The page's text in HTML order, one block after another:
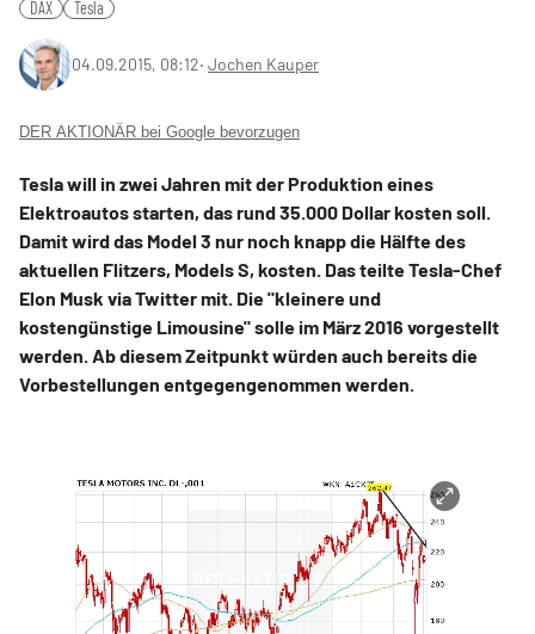
DAX Tesla
04.09.2015, 08:12‧ Jochen Kauper
DER AKTIONÄR bei Google bevorzugen
Tesla will in zwei Jahren mit der Produktion eines
Elektroautos starten, das rund 35.000 Dollar kosten soll.
Damit wird das Model 3 nur noch knapp die Hälfte des
aktuellen Flitzers, Models S, kosten. Das teilte Tesla-Chef
Elon Musk via Twitter mit. Die "kleinere und
kostengünstige Limousine" solle im März 2016 vorgestellt
werden. Ab diesem Zeitpunkt würden auch bereits die
Vorbestellungen entgegengenommen werden.